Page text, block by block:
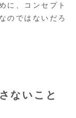
に、コンセプト
のではないだろ
ないこと